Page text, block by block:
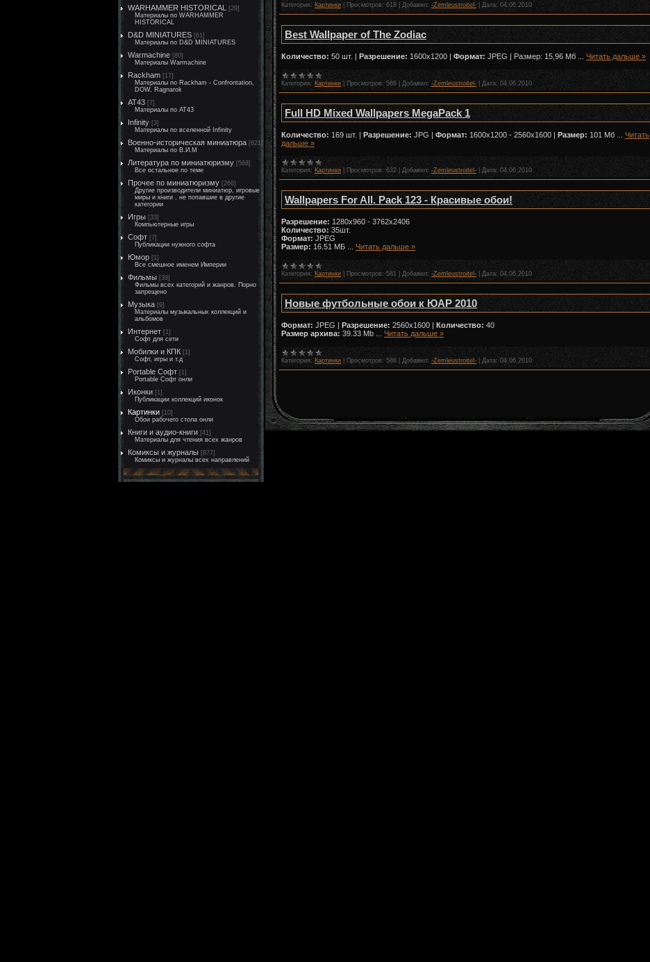
WARHAMMER HISTORICAL
[29]
Материалы по WARHAMMER
HISTORICAL
D&D MINIATURES [61]
Материалы по D&D MINIATURES
Warmachine [80]
Материалы Warmachine
Rackham [17]
Материалы по Rackham - Confrontation,
DOW, Ragnarok
AT43 [7]
Материалы по AT43
Infinity [3]
Материалы по вселенной Infinity
Военно-историческая миниатюра [621]
Материалы по В.И.М
Литература по миниатюризму [568]
Все остальное по теме
Прочее по миниатюризму [266]
Другие производители миниатюр, игровые
миры и книги , не попавшие в другие
категории
Игры [33]
Компьютерные игры
Софт [7]
Публикации нужного софта
Юмор [1]
Все смешное именем Империи
Фильмы [39]
Фильмы всех категорий и жанров. Порно
запрещено
Музыка [9]
Материалы музыкальных коллекций и
альбомов
Интернет [1]
Софт для сети
Мобилки и КПК [1]
Софт, игры и т.д
Portable Софт [1]
Portable Софт онли
Иконки [1]
Публикации коллекций иконок
Картинки [10]
Обои рабочего стола онли
Книги и аудио-книги [41]
Материалы для чтения всех жанров
Комиксы и журналы [877]
Комиксы и журналы всех направлений
Категория: Картинки Просмотров: 618 Добавил: -Zemleustroitel- Дата: 04.06.2010
Best Wallpaper of The Zodiac
Количество: 50 шт. | Разрешение: 1600x1200 | Формат: JPEG | Размер: 15,96 Мб Читать дальше »
Категория: Картинки Просмотров: 586 Добавил: -Zemleustroitel- Дата: 04.06.2010
Full HD Mixed Wallpapers MegaPack 1
Количество: 169 шт. | Разрешение: JPG | Формат: 1600x1200 - 2560x1600 | Размер: 101 Мб
Читать
дальше »
Категория: Картинки Просмотров: 632 Добавил: -Zemleustroitel- Дата: 04.06.2010
Wallpapers For All. Pack 123 - Красивые обои!
Разрешение: 1280x960 - 3762x2406
Количество: 35шт.
Формат: JPEG
Размер: 16.51 МБ Читать дальше »
Категория: Картинки Просмотров: 581 Добавил: -Zemleustroitel- Дата: 04.06.2010
Новые футбольные обои к ЮАР 2010
Формат: JPEG | Разрешение: 2560x1600 | Количество: 40
Размер архива: 39.33 Mb Читать дальше »
Категория: Картинки Просмотров: 586 Добавил: -Zemleustroitel- Дата: 04.06.2010